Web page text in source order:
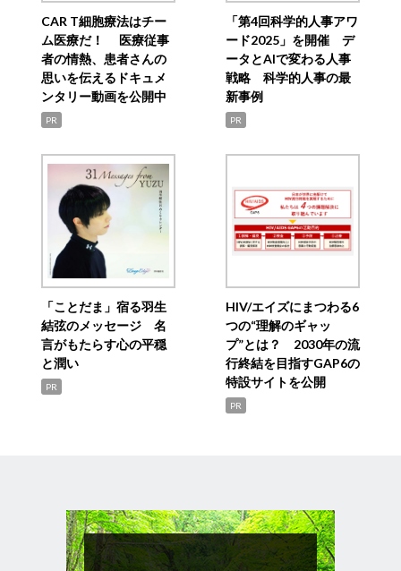
CAR T細胞療法はチー
ム医療だ！ 医療従事
者の情熱、患者さんの
思いを伝えるドキュメ
ンタリー動画を公開中
PR
「第4回科学的人事アワ
ード2025」を開催 デ
ータとAIで変わる人事
戦略 科学的人事の最
新事例
PR
「ことだま」宿る羽生
結弦のメッセージ 名
言がもたらす心の平穏
と潤い
PR
HIV/エイズにまつわる6
つの“理解のギャッ
プ”とは？ 2030年の流
行終結を目指すGAP6の
特設サイトを公開
PR